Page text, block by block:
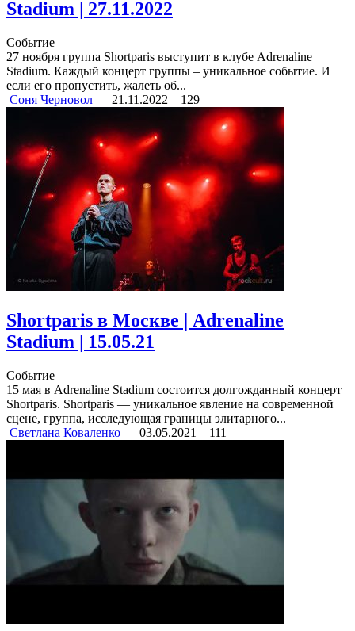
Stadium | 27.11.2022
Событие
27 ноября группа Shortparis выступит в клубе Adrenaline
Stadium. Каждый концерт группы – уникальное событие. И
если его пропустить, жалеть об...
Соня Черновол
21.11.2022 129
Shortparis в Москве | Adrenaline
Stadium | 15.05.21
Событие
15 мая в Adrenaline Stadium состоится долгожданный концерт
Shortparis. Shortparis — уникальное явление на современной
сцене, группа, исследующая границы элитарного...
Светлана Коваленко
03.05.2021 111